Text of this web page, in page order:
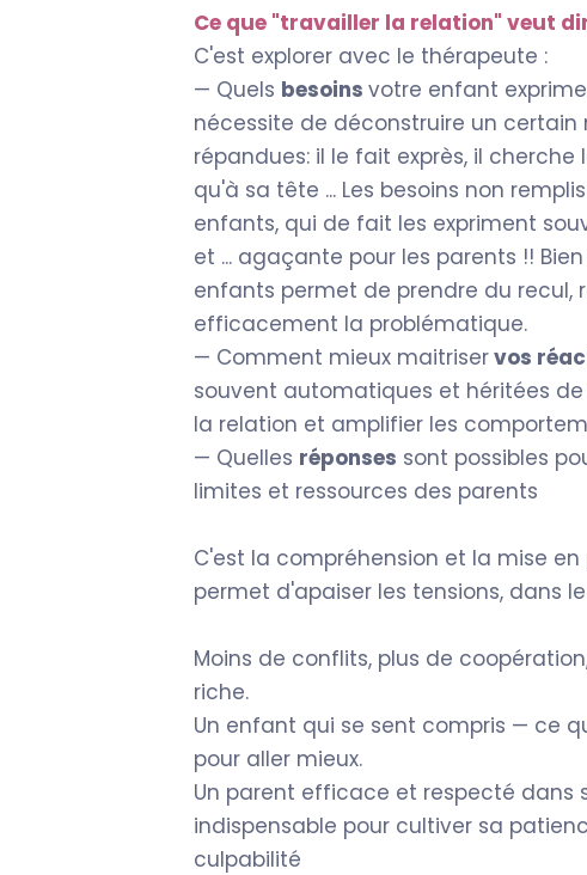
Ce que "travailler la relation" veut
C'est explorer avec le thérapeute :
— Quels besoins votre enfant
nécessite de déconstruire un
répandues: il le fait exprès, il
qu'à sa tête ... Les besoins non
enfants, qui de fait les expriment
et ... agaçante pour les parents !!
enfants permet de prendre du recul,
efficacement la problématique.
— Comment mieux maitriservos
souvent automatiques et héritées
la relation et amplifier les
— Quelles réponses sont possibles
limites et ressources des parents
C'est la compréhension et la mise
permet d'apaiser les tensions, dans
Moins de conflits, plus de
riche.
Un enfant qui se sent compris — ce
pour aller mieux.
Un parent efficace et respecté dans
indispensable pour cultiver sa
culpabilité